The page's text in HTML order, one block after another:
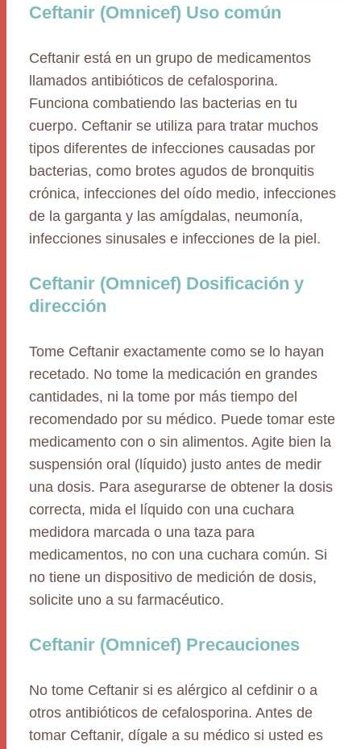
Ceftanir (Omnicef) Uso común
Ceftanir está en un grupo de medicamentos
llamados antibióticos de cefalosporina.
Funciona combatiendo las bacterias en tu
cuerpo. Ceftanir se utiliza para tratar muchos
tipos diferentes de infecciones causadas por
bacterias, como brotes agudos de bronquitis
crónica, infecciones del oído medio, infecciones
de la garganta y las amígdalas, neumonía,
infecciones sinusales e infecciones de la piel.
Ceftanir (Omnicef) Dosificación y
dirección
Tome Ceftanir exactamente como se lo hayan
recetado. No tome la medicación en grandes
cantidades, ni la tome por más tiempo del
recomendado por su médico. Puede tomar este
medicamento con o sin alimentos. Agite bien la
suspensión oral (líquido) justo antes de medir
una dosis. Para asegurarse de obtener la dosis
correcta, mida el líquido con una cuchara
medidora marcada o una taza para
medicamentos, no con una cuchara común. Si
no tiene un dispositivo de medición de dosis,
solicite uno a su farmacéutico.
Ceftanir (Omnicef) Precauciones
No tome Ceftanir si es alérgico al cefdinir o a
otros antibióticos de cefalosporina. Antes de
tomar Ceftanir, dígale a su médico si usted es